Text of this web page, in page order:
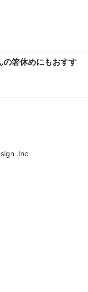
の箸休めにもおすす
.Inc